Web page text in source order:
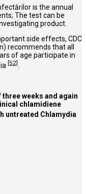
is the annual
The test can be
product.
side effects, CDC
recommends that all
of age participate in
[52]
weeks and again
chlamidiene
untreated Chlamydia